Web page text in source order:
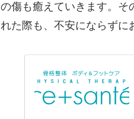
の傷も癒えていきます。そ
れた際も、不安にならずに